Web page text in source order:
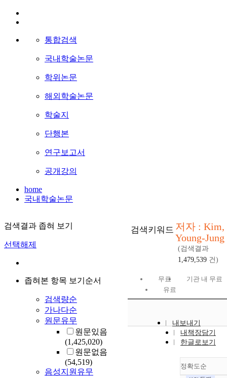
통합검색
국내학술논문
학위논문
해외학술논문
학술지
단행본
연구보고서
공개강의
home
국내학술논문
검색결과 좁혀 보기
선택해제
좁혀본 항목 보기순서
검색량순
가나다순
원문유무
원문있음
(1,425,020)
원문없음
(54,519)
음성지원유무
검색키워드 저자 : Kim,
Young-Jung
(검색결과
1,479,539 건)
무료
기관 내 무료
유료
내보내기
내책장담기
한글로보기
정확도순